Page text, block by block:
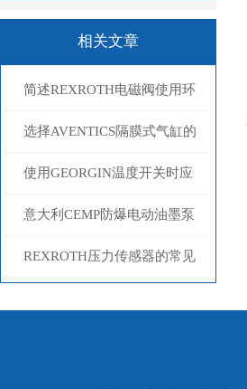
相关文章
简述REXROTH电磁阀使用环
境应达到的要求
选择AVENTICS隔膜式气缸的
方法介绍
使用GEORGIN温度开关时应
注意的事项分享
意大利CEMP防爆电动油墨泵
产品特点
REXROTH压力传感器的常见